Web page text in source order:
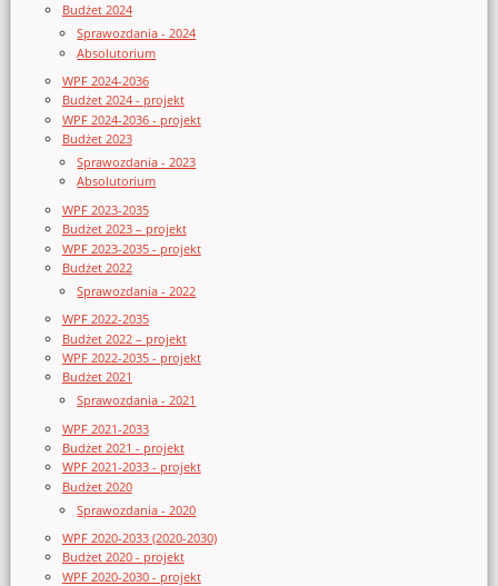
Budżet 2024
Sprawozdania - 2024
Absolutorium
WPF 2024-2036
Budżet 2024 - projekt
WPF 2024-2036 - projekt
Budżet 2023
Sprawozdania - 2023
Absolutorium
WPF 2023-2035
Budżet 2023 – projekt
WPF 2023-2035 - projekt
Budżet 2022
Sprawozdania - 2022
WPF 2022-2035
Budżet 2022 – projekt
WPF 2022-2035 - projekt
Budżet 2021
Sprawozdania - 2021
WPF 2021-2033
Budżet 2021 - projekt
WPF 2021-2033 - projekt
Budżet 2020
Sprawozdania - 2020
WPF 2020-2033 (2020-2030)
Budżet 2020 - projekt
WPF 2020-2030 - projekt